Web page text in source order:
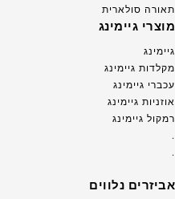
תאורה סולארית
מוצרי גיימינג
גיימינג
מקלדות גיימינג
עכברי גיימינג
אוזניות גיימינג
רמקול גיימינג
.
.
אביזרים נלווים